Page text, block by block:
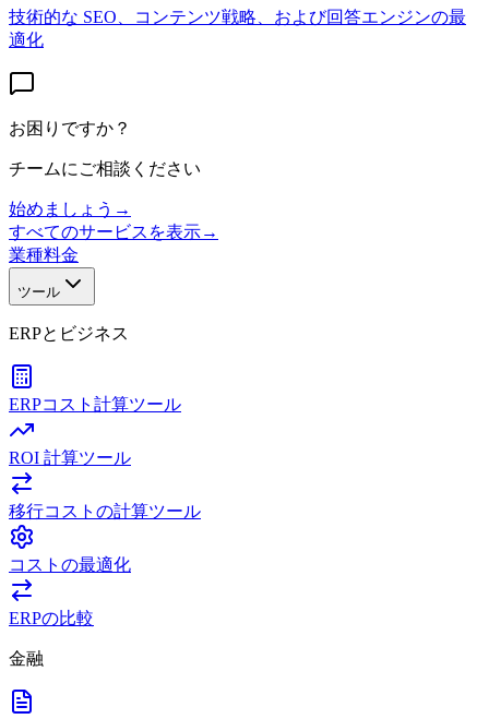
技術的な SEO、コンテンツ戦略、および回答エンジンの最
適化
お困りですか？
チームにご相談ください
始めましょう →
すべてのサービスを表示→
業種料金
ツール
ERPとビジネス
ERPコスト計算ツール
ROI 計算ツール
移行コストの計算ツール
コストの最適化
ERPの比較
金融